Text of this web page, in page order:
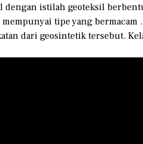
dengan istilah geoteksil
tipe yang bermacam
dari geosintetik tersebut.